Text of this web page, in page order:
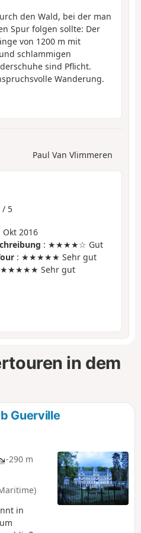
den Wald, bei der man
Spur folgen sollte: Der
von 1200 m mit
schlammigen
sind Pflicht.
Wanderung.
Paul Van Vlimmeren
/ 5
Okt 2016
: ★★★★☆ Gut
: ★★★★★ Sehr gut
★★★★★ Sehr gut
in dem
Guerville
-290 m
in